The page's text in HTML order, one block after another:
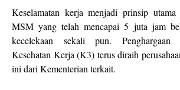
Keselamatan kerja menjadi prinsip utama
MSM yang telah mencapai 5 juta jam
kecelekaan sekali pun. Penghargaan
Kesehatan Kerja (K3) terus diraih
ini dari Kementerian terkait.